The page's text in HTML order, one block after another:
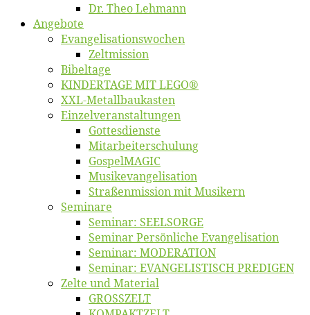
Dr. Theo Lehmann
An­ge­bo­te
Evangelisa­tions­wo­chen
Zelt­mis­si­on
Bi­bel­ta­ge
KINDERTAGE MIT LEGO®
XXL-Me­­tal­l­­bau­­kas­­ten
Einzelver­an­stal­tungen
Got­tes­diens­te
Mitarbeiter­schulung
Gos­pel­MA­GIC
Musikevan­ge­li­sa­tion
Straßenmis­sion mit Musikern
Se­mi­na­re
Se­mi­nar: SEELSORGE
Se­mi­nar Per­sön­li­che Evangelisation
Se­mi­nar: MODERATION
Se­mi­nar: EVANGELISTISCH PREDIGEN
Zel­te und Material
GROSSZELT